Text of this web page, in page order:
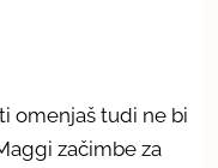
omenjaš tudi ne bi
začimbe za